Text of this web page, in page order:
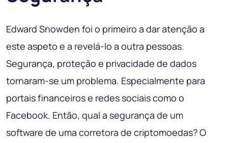
Edward Snowden foi o primeiro a dar atenção a
este aspeto e a revelá-lo a outra pessoas.
Segurança, proteção e privacidade de dados
tornaram-se um problema. Especialmente para
portais financeiros e redes sociais como o
Facebook. Então, qual a segurança de um
software de uma corretora de criptomoedas? O